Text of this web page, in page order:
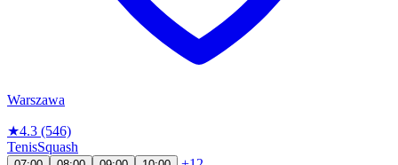
Warszawa
★4.3 (546)
TenisSquash